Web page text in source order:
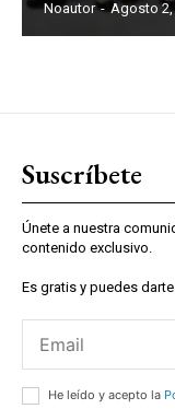
Noautor - Agosto 2,
Suscríbete
Únete a nuestra
contenido exclusivo.
Es gratis y puedes
He leído y acepto la